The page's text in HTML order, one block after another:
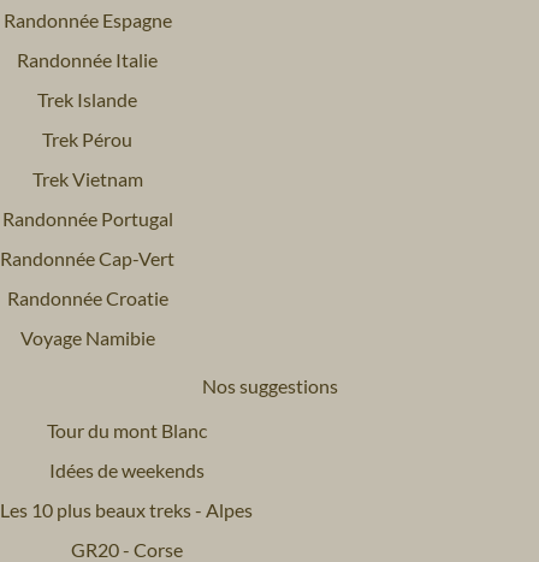
Voyage
Sud-Ouest
Randonnée Espagne
Randonnée Italie
Trek Islande
Trek Pérou
Trek Vietnam
Randonnée Portugal
Randonnée Cap-Vert
Randonnée Croatie
Voyage Namibie
Nos suggestions
Tour du mont Blanc
Idées de weekends
Les 10 plus beaux treks - Alpes
GR20 - Corse